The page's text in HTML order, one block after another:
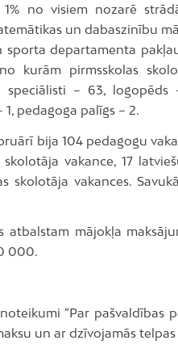
no visiem nozarē
un dabaszinību
sporta departamenta
kurām pirmsskolas
speciālisti – 63, logopēds
1, pedagoga palīgs – 2.
bija 104 pedagogu
skolotāja vakance, 17
skolotāja vakances.
atbalstam mājokļa
000.
“Par pašvaldības
un ar dzīvojamās